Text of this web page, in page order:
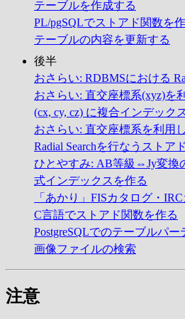
テーブルを作成する
PL/pgSQLでストアド関数を
テーブルの内容を更新する
後半
おさらい: RDBMSにおける
おさらい: 直交座標系(xyz)を
(cx, cy, cz) に複合インデック
おさらい: 直交座標系を利用
Radial Searchを行なうストア
ひとやすみ: AB等級⇔Jy変換
式インデックスを作る
「あかり」FISカタログ・
C言語でストアド関数を作る
PostgreSQLでのテーブルパ
画像ファイルの検索
注意